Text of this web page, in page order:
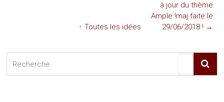
↑ Toutes les idées
à jour du thème
Ample !maj faite le
29/06/2018 ! →